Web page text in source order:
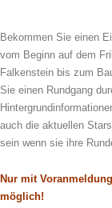
Bekommen Sie einen
vom Beginn auf dem
Falkenstein bis zum
Sie einen Rundgang
auch die aktuellen
sein wenn sie ihre
Nur mit
möglich!